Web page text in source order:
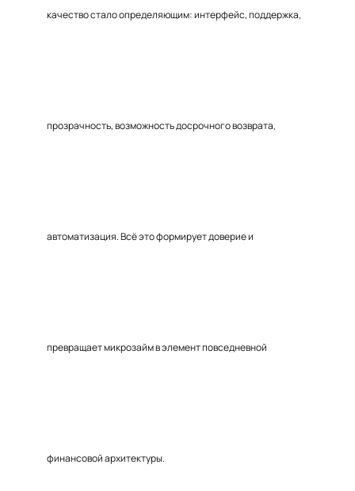
качество стало определяющим: интерфейс, поддержка,
прозрачность, возможность досрочного возврата,
автоматизация. Всё это формирует доверие и
превращает микрозайм в элемент повседневной
финансовой архитектуры.